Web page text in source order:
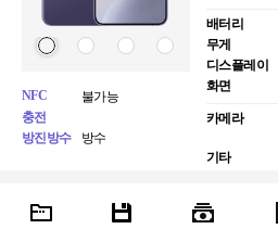
NFC
불가능
충전
방진방수
방수
배터리
무게
디스플레이
화면
카메라
기타